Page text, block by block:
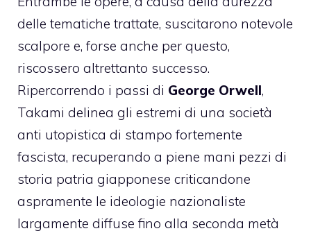
delle tematiche trattate, suscitarono notevole
scalpore e, forse anche per questo,
riscossero altrettanto successo.
Ripercorrendo i passi di George Orwell,
Takami delinea gli estremi di una società
anti utopistica di stampo fortemente
fascista, recuperando a piene mani pezzi di
storia patria giapponese criticandone
aspramente le ideologie nazionaliste
largamente diffuse fino alla seconda metà